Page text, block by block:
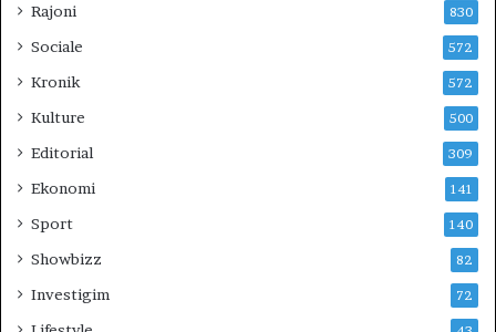
Rajoni 830
Sociale 572
Kronik 572
Kulture 500
Editorial 309
Ekonomi 141
Sport 140
Showbizz 82
Investigim 72